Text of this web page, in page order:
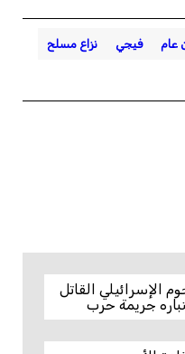
عام فيجي نزاع مسلح
الإسرائيلي القاتل
جريمة حرب